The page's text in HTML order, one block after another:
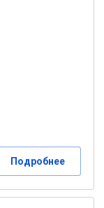
Подробнее